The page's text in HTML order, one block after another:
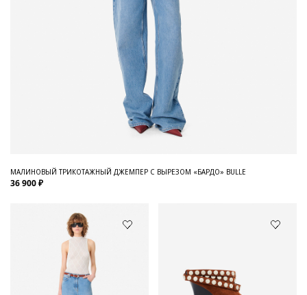
МАЛИНОВЫЙ ТРИКОТАЖНЫЙ ДЖЕМПЕР С ВЫРЕЗОМ «БАРДО» BULLE
36 900 ₽